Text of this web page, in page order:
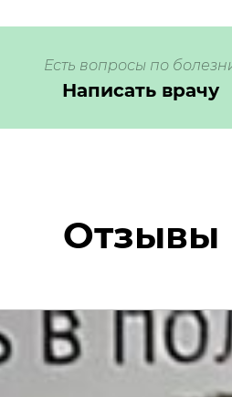
Есть вопросы по
Написать врачу
Отзывы